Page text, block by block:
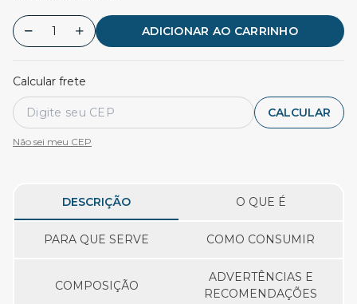
ADICIONAR AO CARRINHO
Calcular frete
CALCULAR
Não sei meu CEP
DESCRIÇÃO O QUE É
PARA QUE SERVE COMO CONSUMIR
COMPOSIÇÃO
ADVERTÊNCIAS E
RECOMENDAÇÕES